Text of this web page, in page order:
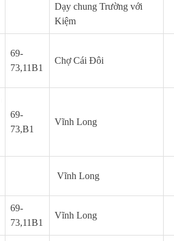
Dạy chung Trường với
Kiệm
69-
73,11B1
Chợ Cái Đôi
69-
73,B1
Vĩnh Long
Vĩnh Long
69-
73,11B1
Vĩnh Long